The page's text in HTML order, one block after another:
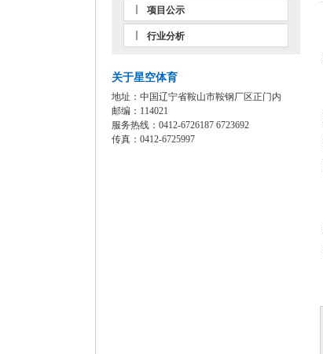
项目公示
行业分析
关于星空体育
地址：中国辽宁省鞍山市鞍钢厂区正门内
邮编：114021
服务热线：0412-6726187 6723692
传真：0412-6725997